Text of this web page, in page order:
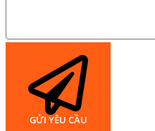
GỬI YÊU CẦU